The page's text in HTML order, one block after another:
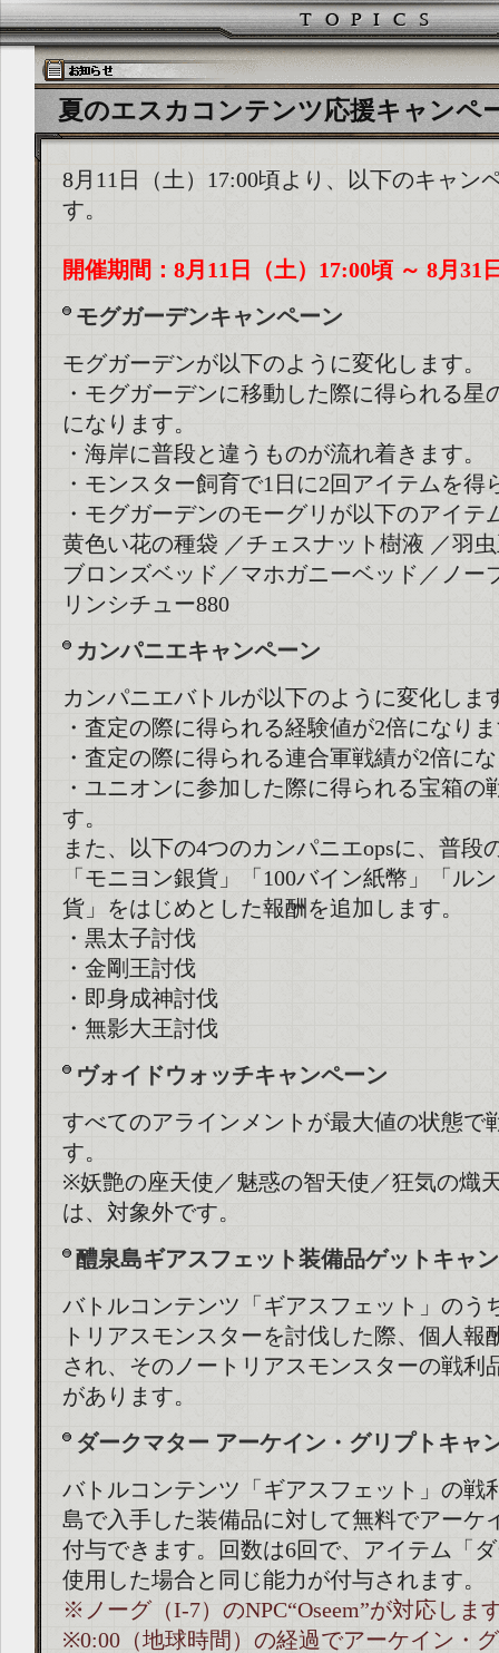
夏のエスカコンテンツ応援キャンペ
8月11日（土）17:00頃より、以下のキャン
す。
開催期間：8月11日（土）17:00頃 ～ 8月31
モグガーデンキャンペーン
モグガーデンが以下のように変化します。
・モグガーデンに移動した際に得られる星
になります。
・海岸に普段と違うものが流れ着きます。
・モンスター飼育で1日に2回アイテムを得
・モグガーデンのモーグリが以下のアイテ
黄色い花の種袋 ／チェスナット樹液 ／羽
ブロンズベッド／マホガニーベッド／ノー
リンシチュー880
カンパニエキャンペーン
カンパニエバトルが以下のように変化しま
・査定の際に得られる経験値が2倍になり
・査定の際に得られる連合軍戦績が2倍に
・ユニオンに参加した際に得られる宝箱の
す。
また、以下の4つのカンパニエopsに、普段
「モニヨン銀貨」「100バイン紙幣」「ル
貨」をはじめとした報酬を追加します。
・黒太子討伐
・金剛王討伐
・即身成神討伐
・無影大王討伐
ヴォイドウォッチキャンペーン
すべてのアラインメントが最大値の状態で
す。
※妖艶の座天使／魅惑の智天使／狂気の熾
は、対象外です。
醴泉島ギアスフェット装備品ゲットキャ
バトルコンテンツ「ギアスフェット」のう
トリアスモンスターを討伐した際、個人報
され、そのノートリアスモンスターの戦利
があります。
ダークマター アーケイン・グリプトキャ
バトルコンテンツ「ギアスフェット」の戦
島で入手した装備品に対して無料でアーケ
付与できます。回数は6回で、アイテム「
使用した場合と同じ能力が付与されます。
※ノーグ（I-7）のNPC“Oseem”が対応しま
※0:00（地球時間）の経過でアーケイン・